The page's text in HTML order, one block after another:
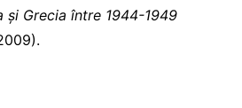
și Grecia între 1944-1949